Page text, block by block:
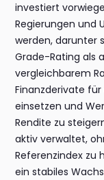
investiert
Regierungen und
werden, darunter
Grade-Rating als
vergleichbarem
Finanzderivate
einsetzen und
Rendite zu
aktiv verwaltet,
Referenzindex zu
ein stabiles